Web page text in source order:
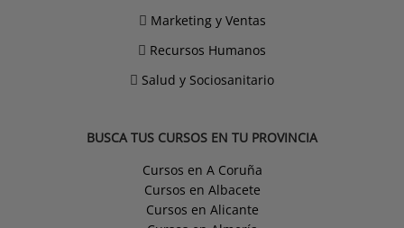
Marketing y Ventas
Recursos Humanos
Salud y Sociosanitario
BUSCA TUS CURSOS EN TU PROVINCIA
Cursos en A Coruña
Cursos en Albacete
Cursos en Alicante